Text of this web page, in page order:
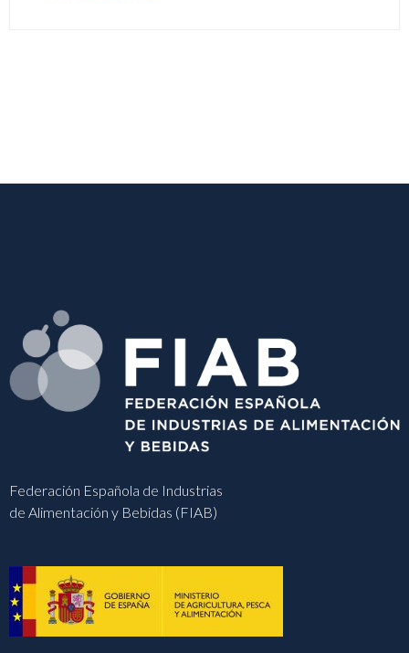
Federación Española de Industrias
de Alimentación y Bebidas (FIAB)